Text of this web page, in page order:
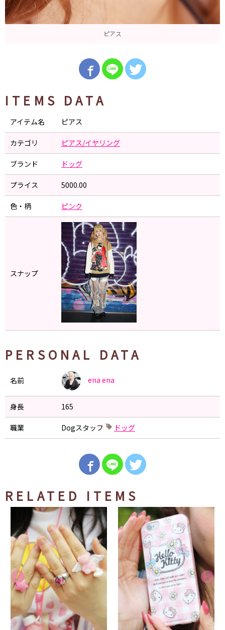
ピアス
ITEMS DATA
アイテム名 ピアス
カテゴリ ピアス/イヤリング
ブランド ドッグ
プライス 5000.00
色・柄 ピンク
スナップ
PERSONAL DATA
名前 ena ena
身長 165
職業 Dogスタッフ ドッグ
RELATED ITEMS